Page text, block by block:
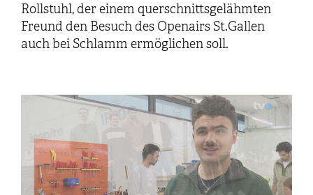
Rollstuhl, der einem querschnittsgelähmten
Freund den Besuch des Openairs St.Gallen
auch bei Schlamm ermöglichen soll.